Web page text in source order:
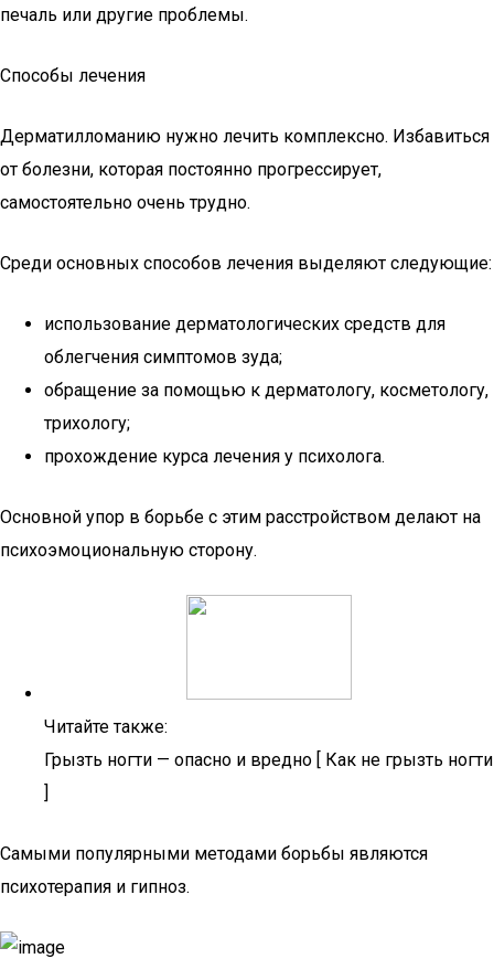
печаль или другие проблемы.
Способы лечения
Дерматилломанию нужно лечить комплексно. Избавиться
от болезни, которая постоянно прогрессирует,
самостоятельно очень трудно.
Среди основных способов лечения выделяют следующие:
использование дерматологических средств для
облегчения симптомов зуда;
обращение за помощью к дерматологу, косметологу,
трихологу;
прохождение курса лечения у психолога.
Основной упор в борьбе с этим расстройством делают на
психоэмоциональную сторону.
Читайте также:
Грызть ногти — опасно и вредно [ Как не грызть ногти
]
Самыми популярными методами борьбы являются
психотерапия и гипноз.